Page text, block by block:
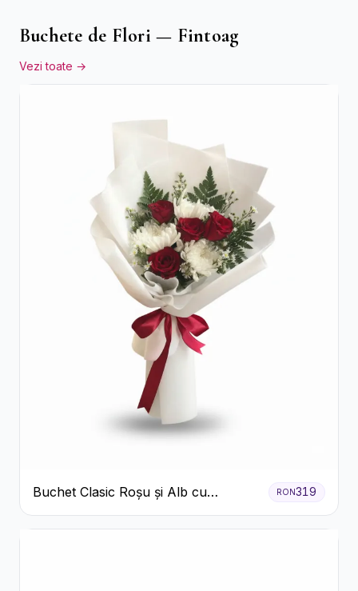
Buchete de Flori — Fintoag
Vezi toate →
Buchet Clasic Roșu și Alb cu
Crizanteme
RON319